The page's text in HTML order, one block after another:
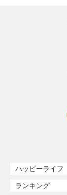
ハッピーライフ
ランキング